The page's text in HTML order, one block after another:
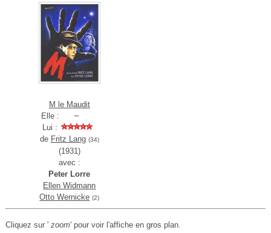
M le Maudit
Elle :
Lui :
de Fritz Lang (34)
(1931)
avec :
Peter Lorre
Ellen Widmann
Otto Wernicke (2)
Cliquez sur ' zoom' pour voir l'affiche en gros plan.